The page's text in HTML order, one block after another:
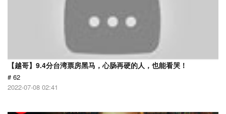
【越哥】9.4分台湾票房黑马，心肠再硬的人，也能看哭！
# 62
2022-07-08 02:41